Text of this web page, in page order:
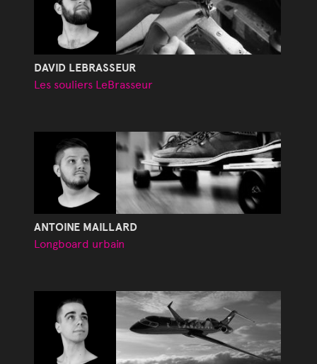
DAVID LEBRASSEUR
Les souliers LeBrasseur
ANTOINE MAILLARD
Longboard urbain